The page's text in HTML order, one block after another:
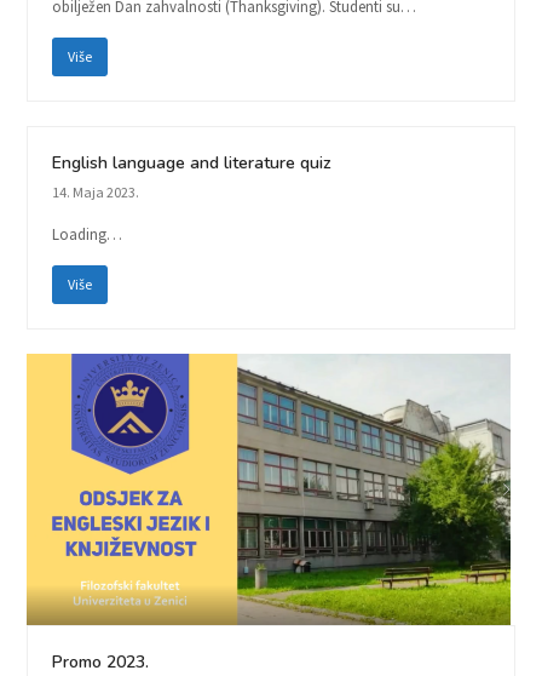
obilježen Dan zahvalnosti (Thanksgiving). Studenti su…
Više
English language and literature quiz
14. Maja 2023.
Loading…
Više
Promo 2023.